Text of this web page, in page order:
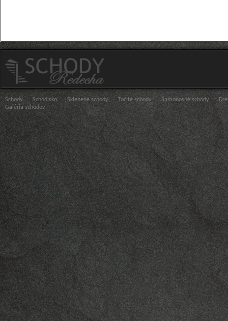
Schody Schodisko Sklenené schody Točité schody Samonosné schody
Galéria schodov